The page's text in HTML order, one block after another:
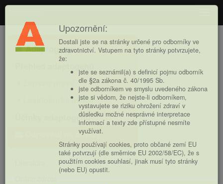
Adaptogeny
Hlavní
nabídkaAdaptogeny
Lesklokorka lesklá
Účinky adaptogenů
Odpovědi na dotazy
Online zdroje
Upozornění:
Dostali jste se na stránky určené pro odborníky ve
zdravotnictví. Vstupem na tyto stránky potvrzujete,
že:
jste se seznámil(a) s definicí pojmu odborník
dle §2a zákona č. 40/1995 Sb.
jste odborníkem ve smyslu uvedeného zákona
jste si vědom, že nejste-li odborníkem,
vystavujete se riziku ohrožení zdraví v
důsledku možné nesprávné interpretace
informací a texty zde přístupné nesmíte
využívat.
Stránky používají cookies, proto občané zemí EU
také potvrzují (dle směrnice EU 2002/58/EC), že s
použitím cookies souhlasí, jinak musí tyto stránky
(nebo EU) opustit.